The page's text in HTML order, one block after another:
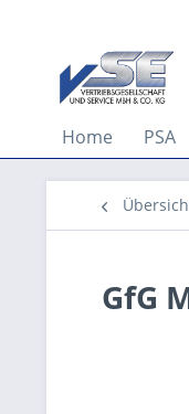
Home PSA
GfG